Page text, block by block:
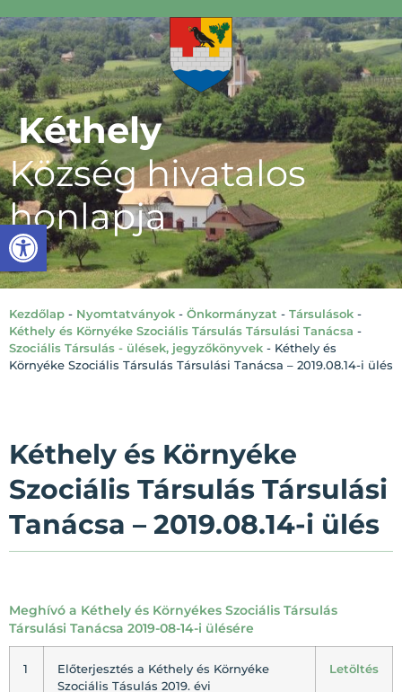
Kéthely
Község hivatalos
honlapja
Kezdőlap - Nyomtatványok - Önkormányzat - Társulások -
Kéthely és Környéke Szociális Társulás Társulási Tanácsa -
Szociális Társulás - ülések, jegyzőkönyvek - Kéthely és
Környéke Szociális Társulás Társulási Tanácsa – 2019.08.14-i ülés
Kéthely és Környéke
Szociális Társulás Társulási
Tanácsa – 2019.08.14-i ülés
Meghívó a Kéthely és Környékes Szociális Társulás
Társulási Tanácsa 2019-08-14-i ülésére
1
Előterjesztés a Kéthely és Környéke
Szociális Tásulás 2019. évi
Letöltés
Eszköztár megnyitása